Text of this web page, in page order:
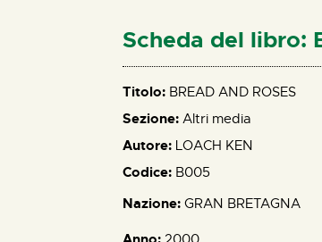
Scheda del libro:
Titolo: BREAD AND ROSES
Sezione: Altri media
Autore: LOACH KEN
Codice: B005
Nazione: GRAN BRETAGNA